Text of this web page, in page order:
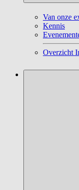
Van onze
Kennis
Overzicht